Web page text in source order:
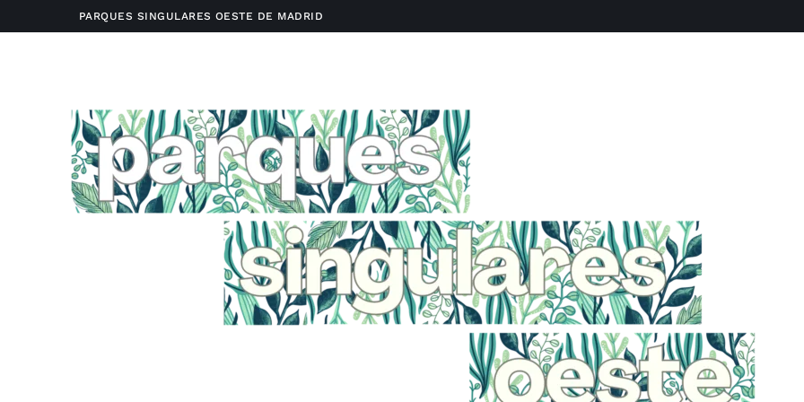
PARQUES SINGULARES OESTE DE MADRID